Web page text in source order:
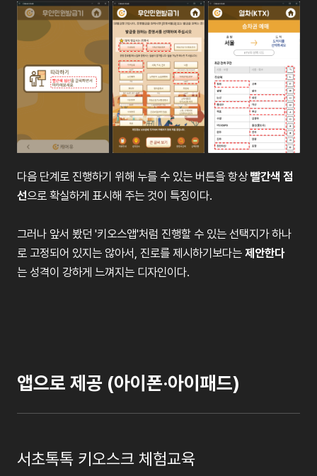
다음 단계로 진행하기 위해 누를 수 있는 버튼을 항상빨간색 점
선으로 확실하게 표시해 주는 것이 특징이다.
그러나 앞서 봤던 '키오스앱'처럼 진행할 수 있는 선택지가 하나
로 고정되어 있지는 않아서, 진로를 제시하기보다는 제안한다
는 성격이 강하게 느껴지는 디자인이다.
앱으로 제공 (아이폰·아이패드)
서초톡톡 키오스크 체험교육